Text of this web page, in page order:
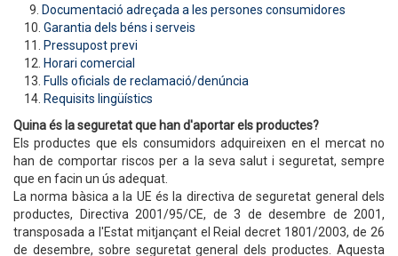
9. Documentació adreçada a les persones consumidores
10. Garantia dels béns i serveis
11.
Pressupost previ
12. Horari comercial
13. Fulls oficials de reclamació/denúncia
14. Requisits lingüístics
Quina és la seguretat que han d'aportar els productes?
Els productes que els consumidors adquireixen en el mercat no
han de comportar riscos per a la seva salut i seguretat, sempre
que en facin un ús adequat.
La norma bàsica a la UE és la directiva de seguretat general dels
productes, Directiva 2001/95/CE, de 3 de desembre de 2001,
transposada a l'Estat mitjançant el Reial decret 1801/2003, de 26
de desembre, sobre seguretat general dels productes. Aquesta